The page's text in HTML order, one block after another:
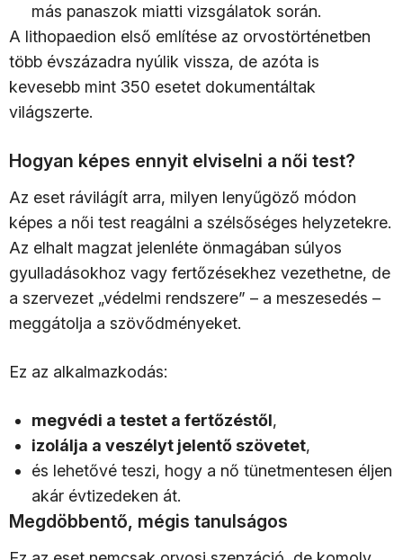
más panaszok miatti vizsgálatok során.
A lithopaedion első említése az orvostörténetben
több évszázadra nyúlik vissza, de azóta is
kevesebb mint 350 esetet dokumentáltak
világszerte.
Hogyan képes ennyit elviselni a női test?
Az eset rávilágít arra, milyen lenyűgöző módon
képes a női test reagálni a szélsőséges helyzetekre.
Az elhalt magzat jelenléte önmagában súlyos
gyulladásokhoz vagy fertőzésekhez vezethetne, de
a szervezet „védelmi rendszere” – a meszesedés –
meggátolja a szövődményeket.
Ez az alkalmazkodás:
megvédi a testet a fertőzéstől,
izolálja a veszélyt jelentő szövetet,
és lehetővé teszi, hogy a nő tünetmentesen éljen
akár évtizedeken át.
Megdöbbentő, mégis tanulságos